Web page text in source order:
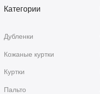
Категории
Дубленки
Кожаные куртки
Куртки
Пальто